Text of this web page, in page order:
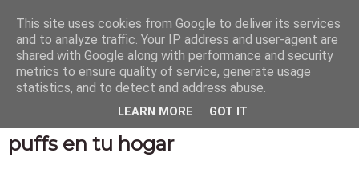
Descubre la versatilidad de los
puffs en tu hogar
This site uses cookies from Google to deliver its services
and to analyze traffic. Your IP address and user-agent are
shared with Google along with performance and security
metrics to ensure quality of service, generate usage
statistics, and to detect and address abuse.
LEARN MORE GOT IT